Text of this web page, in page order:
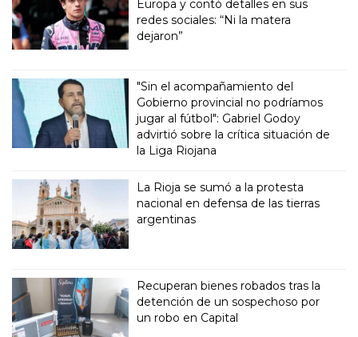
Europa y contó detalles en sus
redes sociales: “Ni la matera
dejaron”
"Sin el acompañamiento del
Gobierno provincial no podríamos
jugar al fútbol": Gabriel Godoy
advirtió sobre la crítica situación de
la Liga Riojana
La Rioja se sumó a la protesta
nacional en defensa de las tierras
argentinas
Recuperan bienes robados tras la
detención de un sospechoso por
un robo en Capital